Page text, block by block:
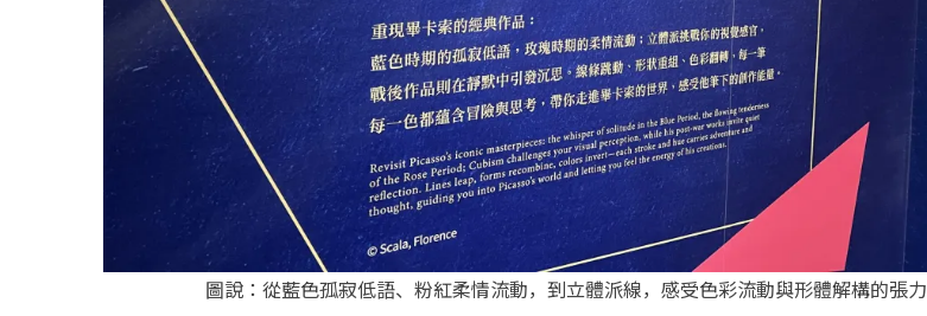
圖說：從藍色孤寂低語、粉紅柔情流動，到立體派線，感受色彩流動與形體解構的張力